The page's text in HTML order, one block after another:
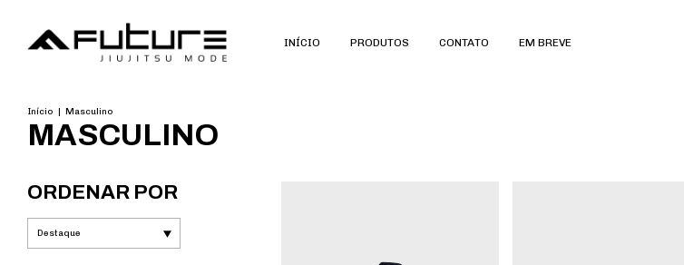
INÍCIO PRODUTOS CONTATO EM BREVE
Início | Masculino
MASCULINO
ORDENAR POR